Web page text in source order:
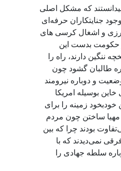
میدانستند که مشکل اصلی
جنایتکاران حرفه‌ای
و اشغال کرسی های
حکومت بدست این
ننگین دارند، راه را
طالبان گشود چون
و دوباره نیرومند
بوسیله امریکا
خودبخود زمینه را برای
ساختن چون مردم
بودند چرا که بین
نمی‌دیدند که با
سلطه جهادی را